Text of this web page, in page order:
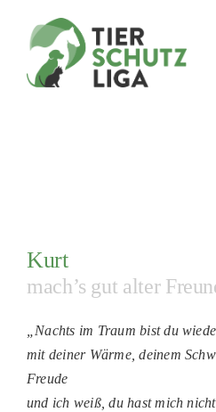
KOOPERATIONEN
TIERHEIMTIERE
TIERHEIME
Kurt
mach’s gut alter
„Nachts im Traum bist du
mit deiner Wärme, deinem
Freude
und ich weiß, du hast mich